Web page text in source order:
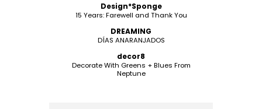
Design*Sponge
15 Years: Farewell and Thank You
DREAMING
DÍAS ANARANJADOS
decor8
Decorate With Greens + Blues From
Neptune